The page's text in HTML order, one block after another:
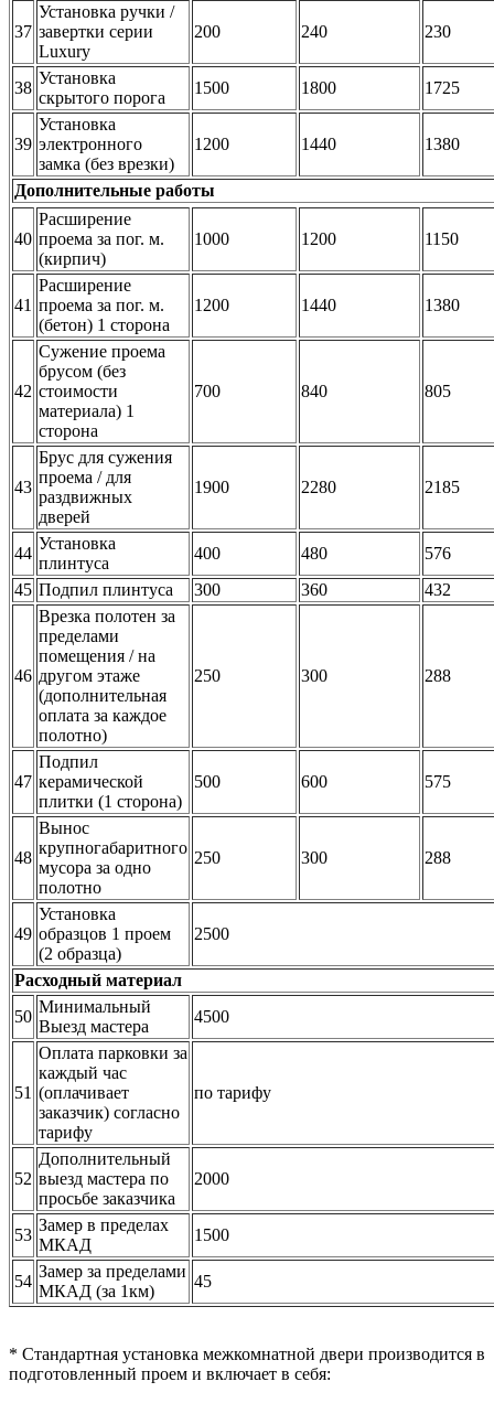
37
Установка ручки /
завертки серии
Luxury
200 240 230
38
Установка
скрытого порога
1500 1800 1725
39
Установка
электронного
замка (без врезки)
1200 1440 1380
Дополнительные работы
40
Расширение
проема за пог. м.
(кирпич)
1000 1200 1150
41
Расширение
проема за пог. м.
(бетон) 1 сторона
1200 1440 1380
42
Сужение проема
брусом (без
стоимости
материала) 1
сторона
700 840 805
43
Брус для сужения
проема / для
раздвижных
дверей
1900 2280 2185
44
Установка
плинтуса
400 480
576
45 Подпил плинтуса 300 360 432
46
Врезка полотен за
пределами
помещения / на
другом этаже
(дополнительная
оплата за каждое
полотно)
250 300 288
47
Подпил
керамической
плитки (1 сторона)
500 600 575
48
Вынос
крупногабаритного
мусора за одно
полотно
250 300 288
49
Установка
образцов 1 проем
(2 образца)
2500
Расходный материал
50
Минимальный
Выезд мастера
4500
51
Оплата парковки за
каждый час
(оплачивает
заказчик) согласно
тарифу
по тарифу
52
Дополнительный
выезд мастера по
просьбе заказчика
2000
53
Замер в пределах
МКАД
1500
54
Замер за пределами
МКАД (за 1км)
45
* Стандартная установка межкомнатной двери производится в
подготовленный проем и включает в себя: